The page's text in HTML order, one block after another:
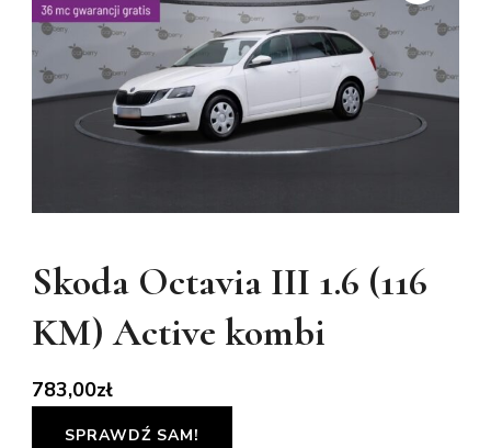
Skoda Octavia III 1.6 (116
KM) Active kombi
783,00zł
SPRAWDŹ SAM!